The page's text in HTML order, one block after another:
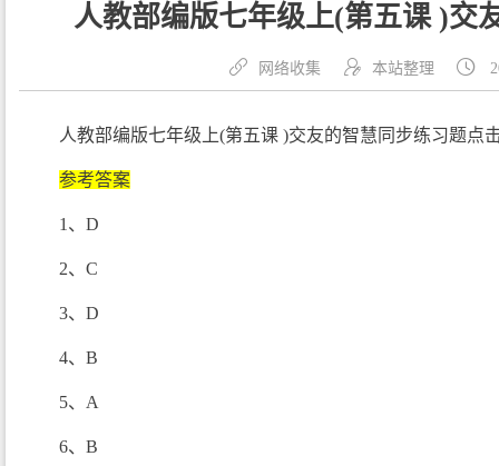
人教部编版七年级上(第五课 )交
网络收集 本站整理
人教部编版七年级上(第五课 )交友的智慧同步练习题点
参考答案
1、D
2、C
3、D
4、B
5、A
6、B